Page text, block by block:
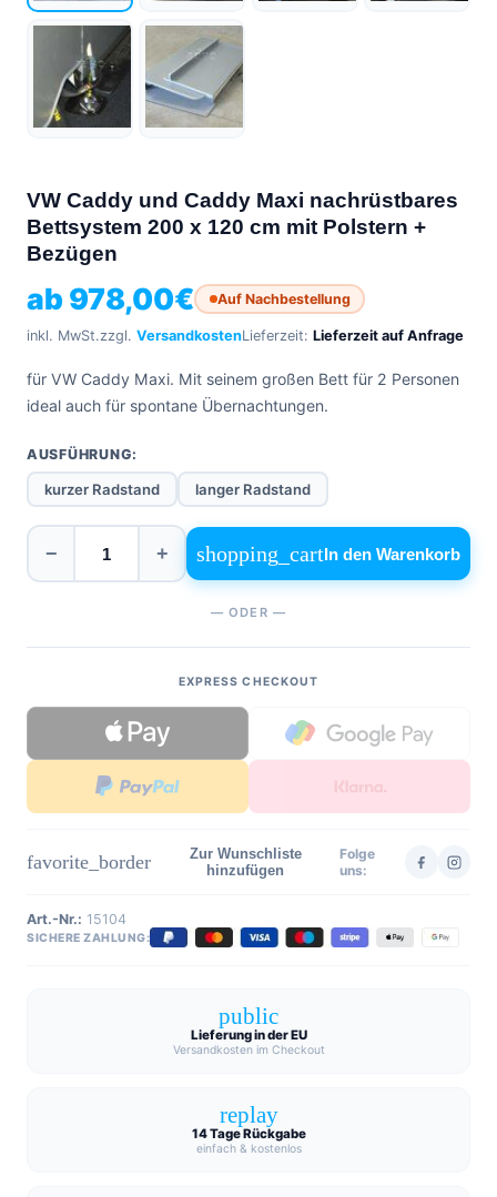
articleAlle
Artikel
WhatsApp
Support
540
4,6
Facebook
Instagram
VW Caddy und Caddy Maxi nachrüstbares
Bettsystem 200 x 120 cm mit Polstern +
Bezügen
ab978,00€ Auf Nachbestellung
inkl. MwSt.zzgl. VersandkostenLieferzeit: Lieferzeit auf Anfrage
für VW Caddy Maxi. Mit seinem großen Bett für 2 Personen
ideal auch für spontane Übernachtungen.
AUSFÜHRUNG:
kurzer Radstand langer Radstand
− + shopping_cartIn den Warenkorb
— ODER —
EXPRESS CHECKOUT
favorite_border
Zur Wunschliste
hinzufügen
Folge
uns:
Art.-Nr.: 15104
SICHERE ZAHLUNG:
public
Lieferung in der EU
Versandkosten im Checkout
replay
14 Tage Rückgabe
einfach & kostenlos